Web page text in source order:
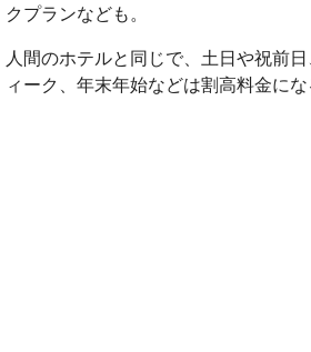
クプランなども。
人間のホテルと同じで、土日や祝前
ィーク、年末年始などは割高料金にな